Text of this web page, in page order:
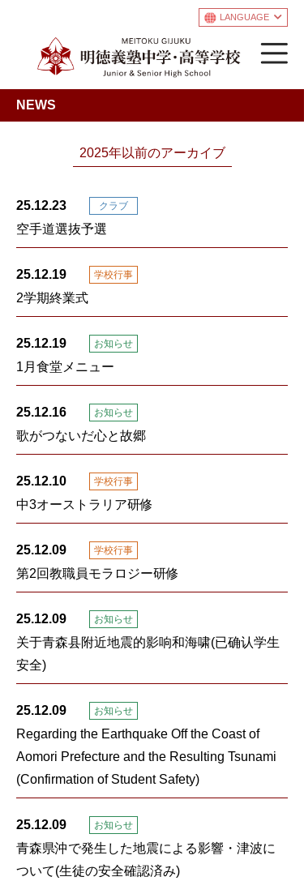
LANGUAGE
NEWS
2025年以前のアーカイブ
クラブ
25.12.23
空手道選抜予選
学校行事
25.12.19
2学期終業式
お知らせ
25.12.19
1月食堂メニュー
お知らせ
25.12.16
歌がつないだ心と故郷
学校行事
25.12.10
中3オーストラリア研修
学校行事
25.12.09
第2回教職員モラロジー研修
お知らせ
25.12.09
关于青森县附近地震的影响和海啸(已确认学生
安全)
お知らせ
25.12.09
Regarding the Earthquake Off the Coast of
Aomori Prefecture and the Resulting Tsunami
(Confirmation of Student Safety)
お知らせ
25.12.09
青森県沖で発生した地震による影響・津波に
ついて(生徒の安全確認済み)